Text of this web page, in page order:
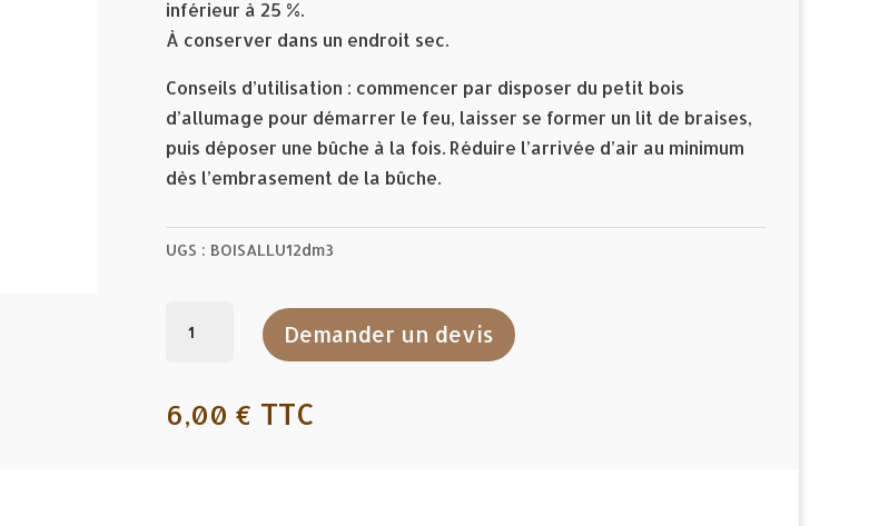
inférieur à 25 %.
À conserver dans un endroit sec.
Conseils d’utilisation : commencer par disposer du petit bois
d’allumage pour démarrer le feu, laisser se former un lit de braises,
puis déposer une bûche à la fois. Réduire l’arrivée d’air au minimum
dès l’embrasement de la bûche.
UGS : BOISALLU12dm3
DE
BOIS
Demander un devis
6,00 € TTC